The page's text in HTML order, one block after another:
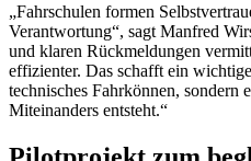
„Fahrschulen formen
Verantwortung“, sagt Manfred
und klaren Rückmeldungen
effizienter. Das schafft ein
technisches Fahrkönnen, sondern
Miteinanders entsteht.“